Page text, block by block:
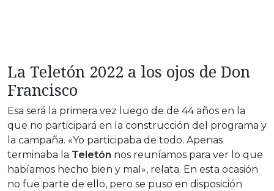
La Teletón 2022 a los ojos de Don
Francisco
Esa será la primera vez luego de de 44 años en la
que no participará en la construcción del programa y
la campaña. «Yo participaba de todo. Apenas
terminaba la Teletón nos reuníamos para ver lo que
habíamos hecho bien y mal», relata. En esta ocasión
no fue parte de ello, pero se puso en disposición